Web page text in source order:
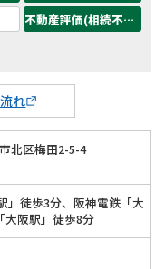
れ
不動産評価(相続不動産)
北区梅田2-5-4
」徒歩3分、阪神電鉄「大
大阪駅」徒歩8分